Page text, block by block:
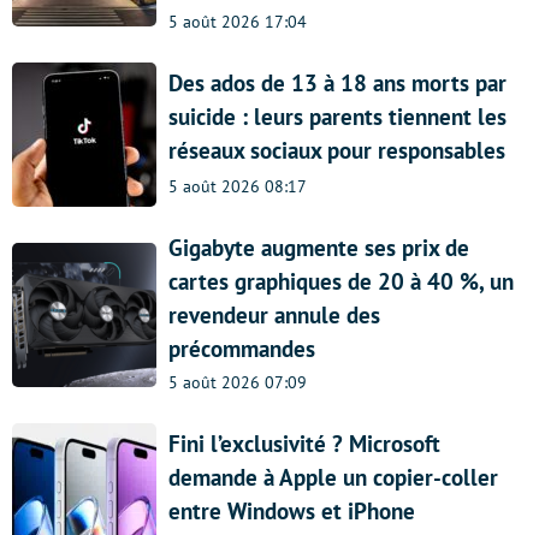
5 août 2026 17:04
Des ados de 13 à 18 ans morts par
suicide : leurs parents tiennent les
réseaux sociaux pour responsables
5 août 2026 08:17
Gigabyte augmente ses prix de
cartes graphiques de 20 à 40 %, un
revendeur annule des
précommandes
5 août 2026 07:09
Fini l’exclusivité ? Microsoft
demande à Apple un copier-coller
entre Windows et iPhone